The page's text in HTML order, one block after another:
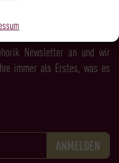
Newsletter an und wir
immer als Erstes, was es